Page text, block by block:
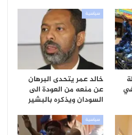
سياسية
خالد عمر يتحدى البرهان
عن منعه من العودة الى
السودان ويذكره بالبشير
سياسية